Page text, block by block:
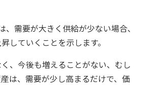
、需要が大きく供給が少ない場合、
していくことを示します。
、今後も増えることがない、むし
は、需要が少し高まるだけで、価